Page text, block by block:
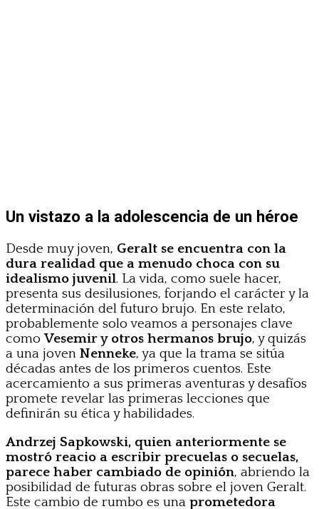
Un vistazo a la adolescencia de un héroe
Desde muy joven, Geralt se encuentra con la
dura realidad que a menudo choca con su
idealismo juvenil. La vida, como suele hacer,
presenta sus desilusiones, forjando el carácter y la
determinación del futuro brujo. En este relato,
probablemente solo veamos a personajes clave
comoVesemir y otros hermanos brujo, y quizás
a una joven Nenneke, ya que la trama se sitúa
décadas antes de los primeros cuentos. Este
acercamiento a sus primeras aventuras y desafíos
promete revelar las primeras lecciones que
definirán su ética y habilidades.
Andrzej Sapkowski, quien anteriormente se
mostró reacio a escribir precuelas o secuelas,
parece haber cambiado de opinión, abriendo la
posibilidad de futuras obras sobre el joven Geralt.
Este cambio de rumbo es una prometedora